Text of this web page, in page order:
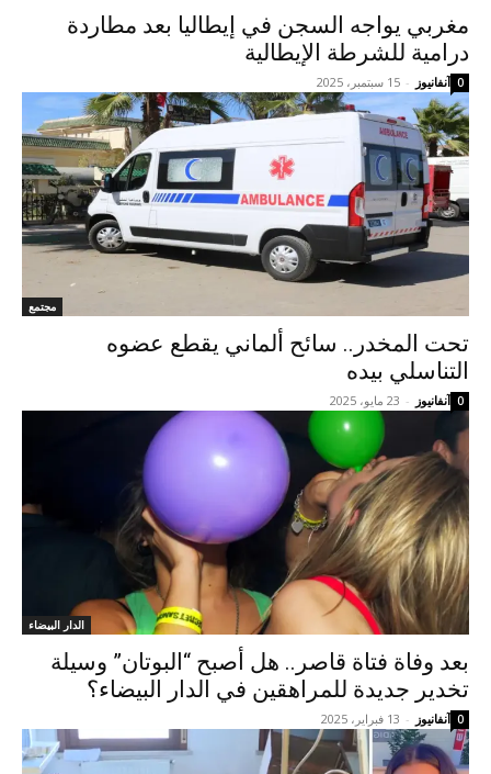
مغربي يواجه السجن في إيطاليا بعد مطاردة
درامية للشرطة الإيطالية
آنفانيوز - 15 سبتمبر، 2025 0
مجتمع
تحت المخدر.. سائح ألماني يقطع عضوه
التناسلي بيده
آنفانيوز - 23 مايو، 2025 0
الدار البيضاء
بعد وفاة فتاة قاصر.. هل أصبح “البوتان” وسيلة
تخدير جديدة للمراهقين في الدار البيضاء؟
آنفانيوز - 13 فبراير، 2025 0